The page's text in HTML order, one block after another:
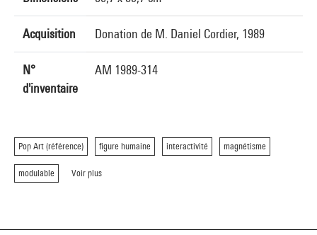
Acquisition Donation de M. Daniel Cordier, 1989
N°
d'inventaire
AM 1989-314
Pop Art (référence) figure humaine interactivité magnétisme
modulable Voir plus